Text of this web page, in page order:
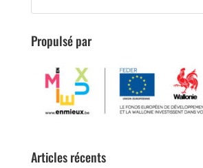
Propulsé par
Articles récents